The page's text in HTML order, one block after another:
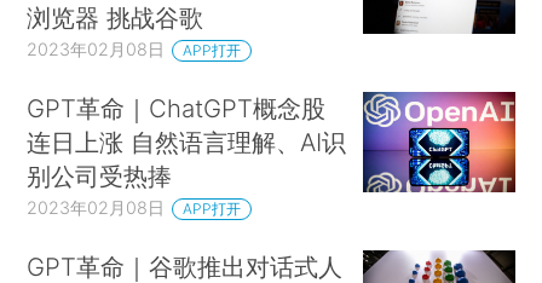
浏览器 挑战谷歌
2023年02月08日 APP打开
GPT革命｜ChatGPT概念股
连日上涨 自然语言理解、AI识
别公司受热捧
2023年02月08日 APP打开
GPT革命｜谷歌推出对话式人